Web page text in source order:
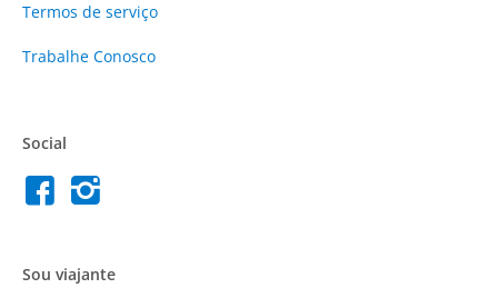
Termos de serviço
Trabalhe Conosco
Social
Sou viajante